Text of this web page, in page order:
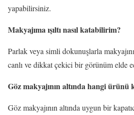
yapabilirsiniz.
Makyajıma ışıltı nasıl katabilirim?
Parlak veya simli dokunuşlarla
canlı ve dikkat çekici bir görünüm elde
Göz makyajının altında hangi ürünü
Göz makyajının altında uygun bir